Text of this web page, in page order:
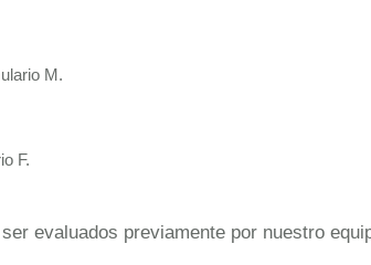
M.
F.
evaluados previamente por nuestro